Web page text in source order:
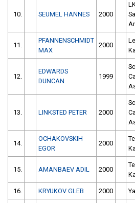
10. SEUMEL HANNES 2000
11.
PFANNENSCHMIDT
MAX
2000
12.
EDWARDS
DUNCAN
1999
13. LINKSTED PETER 2000
14.
OCHAKOVSKIH
EGOR
2000
15. AMANBAEV ADIL 2000
16. KRYUKOV GLEB 2000